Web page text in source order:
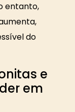
entanto,
do
e
em